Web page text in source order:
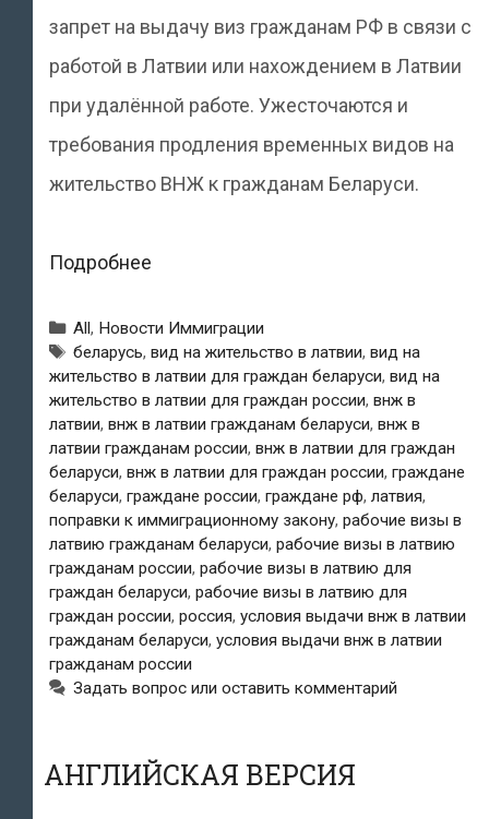
запрет на выдачу виз гражданам РФ в связи с
работой в Латвии или нахождением в Латвии
при удалённой работе. Ужесточаются и
требования продления временных видов на
жительство ВНЖ к гражданам Беларуси.
Подробнее
ВНЖ
в
Латвии
гражданам
РФ
и
Беларуси
ужесточены;
россиянам
не
выдавать
Рубрики
All, Новости Иммиграции
Метки
беларусь,вид на жительство в латвии,вид на
жительство в латвии для граждан беларуси, вид на
жительство в латвии для граждан россии, внж в
латвии, внж в латвии гражданам беларуси, внж в
латвии гражданам россии, внж в латвии для граждан
беларуси, внж в латвии для граждан россии, граждане
беларуси, граждане россии, граждане рф, латвия,
поправки к иммиграционному закону, рабочие визы в
латвию гражданам беларуси, рабочие визы в латвию
гражданам россии, рабочие визы в латвию для
граждан беларуси, рабочие визы в латвию для
граждан россии, россия, условия выдачи внж в латвии
гражданам беларуси, условия выдачи внж в латвии
гражданам россии
Задать вопрос или оставить комментарий
АНГЛИЙСКАЯ ВЕРСИЯ